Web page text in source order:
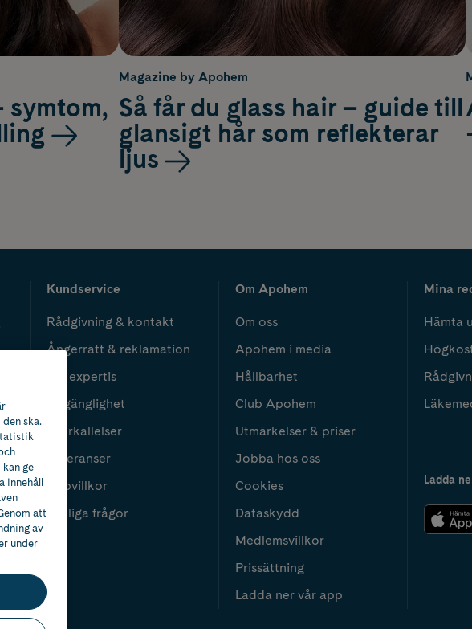
symtom,
Magazine by Apohem
Så får du glass hair – guide till
glansigt hår som reflekterar
ljus
Kundservice
Rådgivning & kontakt
Ångerrätt & reklamation
Vår expertis
Tillgänglighet
Återkallelser
Leveranser
Köpvillkor
Vanliga frågor
Om Apohem
Om oss
Apohem i media
Hållbarhet
Club Apohem
Utmärkelser & priser
Jobba hos oss
Cookies
Dataskydd
Medlemsvillkor
Prissättning
Ladda ner vår app
Mina
Hämta
Ladda
ska.
ge
innehåll
att
av
under